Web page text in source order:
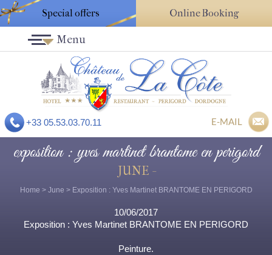
Special offers Online Booking
+33 05.53.03.70.11 E-MAIL
Menu
exposition : yves martinet brantome en perigord
JUNE -
Home > June > Exposition : Yves Martinet BRANTOME EN PERIGORD
10/06/2017
Exposition : Yves Martinet BRANTOME EN PERIGORD
Peinture.